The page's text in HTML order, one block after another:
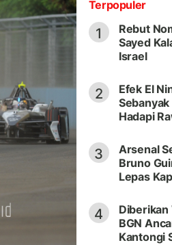
Terpopuler
1
Rebut
Sayed
Israel
2
Efek El
Hadapi
3
Arsenal
Bruno
Lepas
4
Diberikan
BGN
Kantongi